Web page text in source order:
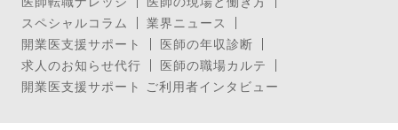
スペシャルコラム
業界ニュース
開業医支援サポート
医師の年収診断
求人のお知らせ代行
医師の職場カルテ
開業医支援サポート ご利用者インタビュー